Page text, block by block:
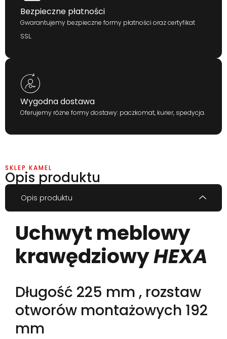
Bezpieczne płatności
Gwarantujemy bezpieczne formy płatności oraz certyfikat
SSL.
Wygodna dostawa
Oferujemy różne formy dostawy: paczkomat, kurier, spedycja.
SKLEP KAMEL
Opis produktu
Opis produktu
Uchwyt meblowy
krawędziowyHEXA
Długość 225 mm , rozstaw
otworów montażowych 192
mm